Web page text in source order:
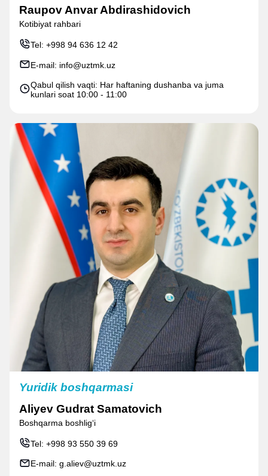
Raupov Anvar Abdirashidovich
Kotibiyat rahbari
Tel:+998 94 636 12 42
E-mail: info@uztmk.uz
Qabul qilish vaqti: Har haftaning dushanba va juma
kunlari soat 10:00 - 11:00
Yuridik boshqarmasi
Aliyev Gudrat Samatovich
Boshqarma boshlig‘i
Tel:+998 93 550 39 69
E-mail:g.aliev@uztmk.uz